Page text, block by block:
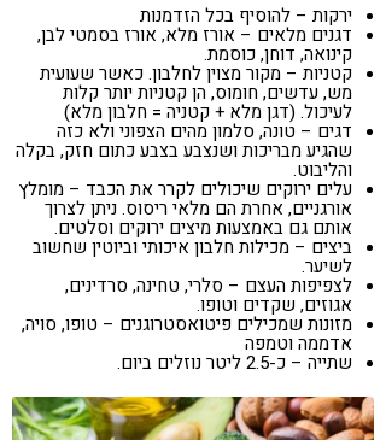
ירקות – להוסיף בכל הזדמנות
דגנים מלאים – אורז מלא, אורז בסמטי לבן,
קינואה, דוחן, כוסמת.
קטניות – מקור מצוין לחלבון. כאשר שעועית
מש, עדשים, חומוס, הן קטניות יותר קלות
לעיכול. (דגן מלא + קטניה = חלבון מלא)
דגים – טונה, סלמון מהים הצפוני ולא כזה
שהגיע מבריכות ושנצבע בצבע כתום חזק, בקלה
והליבוט.
עלים ירוקים שיכולים לקרר את הכבד – מומלץ
אורגניים, אחרת הם מלאי ריסוס. ניתן לצרוך
אותם גם באמצעות מיצים ירוקים וסלטים.
ביצים – מכילות חלבון איכותי וביוטין שחשוב
לשיער.
לצפיפות העצם – סלרי, טחינה, סרדינים,
אגוזים, שקדים וטופו.
מזונות שמכילים פיטואסטרוגנים – טופו, סויה,
אדממה וטמפה
שתייה – כ-2.5 ליטר נוזלים ביום.